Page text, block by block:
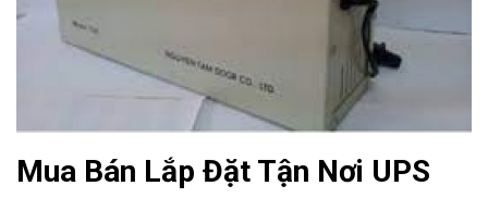
Mua Bán Lắp Đặt Tận Nơi UPS